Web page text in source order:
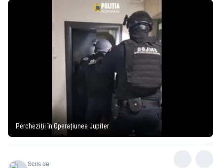
Percheziții în Operațiunea Jupiter
Scris de